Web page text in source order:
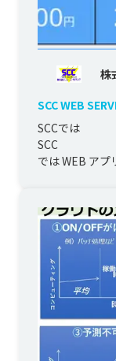
株
SCC WEB
SCCでは
SCC
では WEB アプ